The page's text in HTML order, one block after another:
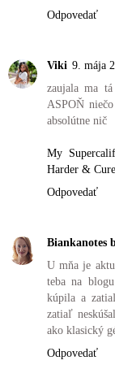
Odpovedať
Viki 9. mája
zaujala ma
ASPOŇ
absolútne nič
My
Harder &
Odpovedať
Biankanotes
U mňa je
teba na
kúpila a
zatiaľ
ako klasický
Odpovedať